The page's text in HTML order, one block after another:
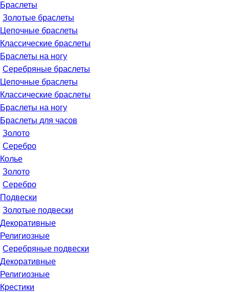
Браслеты
Золотые браслеты
Цепочные браслеты
Классические браслеты
Браслеты на ногу
Серебряные браслеты
Цепочные браслеты
Классические браслеты
Браслеты на ногу
Браслеты для часов
Золото
Серебро
Колье
Золото
Серебро
Подвески
Золотые подвески
Декоративные
Религиозные
Серебряные подвески
Декоративные
Религиозные
Крестики